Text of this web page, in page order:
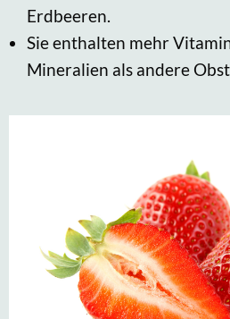
Erdbeeren.
Sie enthalten mehr
Mineralien als andere